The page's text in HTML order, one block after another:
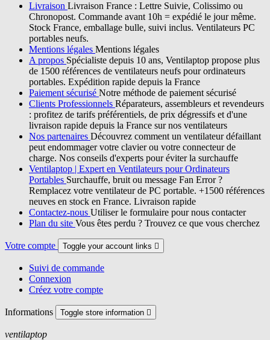
Livraison Livraison France : Lettre Suivie, Colissimo ou
Chronopost. Commande avant 10h = expédié le jour même.
Stock France, emballage bulle, suivi inclus. Ventilateurs PC
portables neufs.
Mentions légales Mentions légales
A propos Spécialiste depuis 10 ans, Ventilaptop propose plus
de 1500 références de ventilateurs neufs pour ordinateurs
portables. Expédition rapide depuis la France
Paiement sécurisé Notre méthode de paiement sécurisé
Clients Professionnels Réparateurs, assembleurs et revendeurs
: profitez de tarifs préférentiels, de prix dégressifs et d'une
livraison rapide depuis la France sur nos ventilateurs
Nos partenaires Découvrez comment un ventilateur défaillant
peut endommager votre clavier ou votre connecteur de
charge. Nos conseils d'experts pour éviter la surchauffe
Ventilaptop | Expert en Ventilateurs pour Ordinateurs
Portables Surchauffe, bruit ou message Fan Error ?
Remplacez votre ventilateur de PC portable. +1500 références
neuves en stock en France. Livraison rapide
Contactez-nous Utiliser le formulaire pour nous contacter
Plan du site Vous êtes perdu ? Trouvez ce que vous cherchez
Votre compte Toggle your account links 
Suivi de commande
Connexion
Créez votre compte
Informations Toggle store information 
ventilaptop